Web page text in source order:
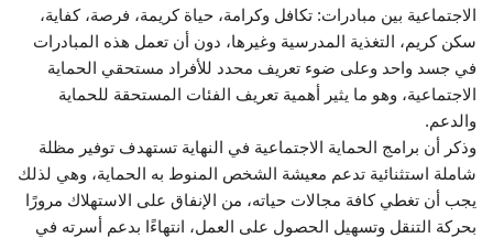
الاجتماعية بين مبادرات: تكافل وكرامة، حياة كريمة، فرصة، كفاية،
سكن كريم، التغذية المدرسية وغيرها، دون أن تعمل هذه المبادرات
في جسد واحد وعلى ضوء تعريف محدد للأفراد مستحقي الحماية
الاجتماعية، وهو ما يثير أهمية تعريف الفئات المستحقة للحماية
والدعم.
وذكر أن برامج الحماية الاجتماعية في النهاية تستهدف توفير مظلة
شاملة استثنائية تدعم معيشة الشخص المنوط به الحماية، وهي لذلك
يجب أن تغطي كافة مجالات حياته، من الإنفاق على الاستهلاك مرورًا
بحركة التنقل وتسهيل الحصول على العمل، انتهاءًا بدعم أسرته في